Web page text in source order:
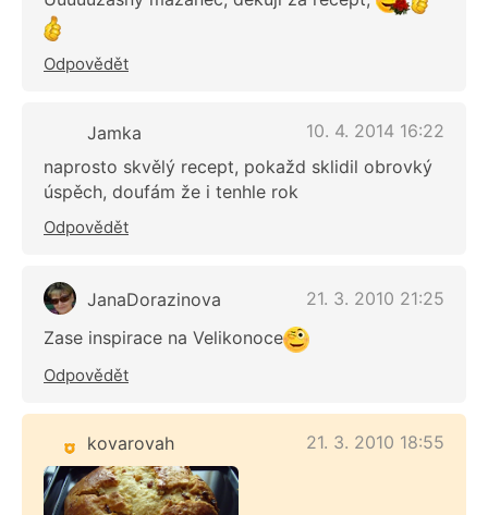
Odpovědět
Jamka
10. 4. 2014 16:22
naprosto skvělý recept, pokažd sklidil obrovký
úspěch, doufám že i tenhle rok
Odpovědět
JanaDorazinova
21. 3. 2010 21:25
Zase inspirace na Velikonoce
Odpovědět
kovarovah 21. 3. 2010 18:55